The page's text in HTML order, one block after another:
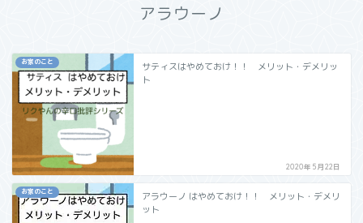
アラウーノ
お家のこと
サティスはやめておけ！！ メリット・デメリッ
ト
2020年5月22日
お家のこと
アラウーノ はやめておけ！！ メリット・デメリ
ット